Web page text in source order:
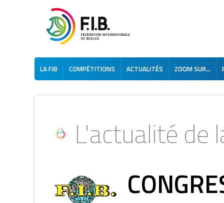
LA FIB COMPÉTITIONS ACTUALITÉS ZOOM SUR...
L'actualité de